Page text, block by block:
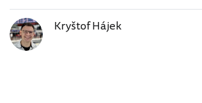
Kryštof Hájek